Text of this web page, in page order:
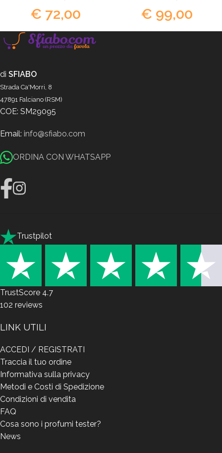
€ 72,00 € 99,00
di SFIABO
Strada Ca'Morri, 8
47891 Falciano (RSM)
COE: SM29095
Email: info@sfiabo.com
ORDINA CON WHATSAPP
Trustpilot
TrustScore 4.7
102 reviews
LINK UTILI
ACCEDI / REGISTRATI
Traccia il tuo ordine
Informativa sulla privacy
Metodi e Costi di Spedizione
Condizioni di vendita
FAQ
Cosa sono i profumi tester?
News